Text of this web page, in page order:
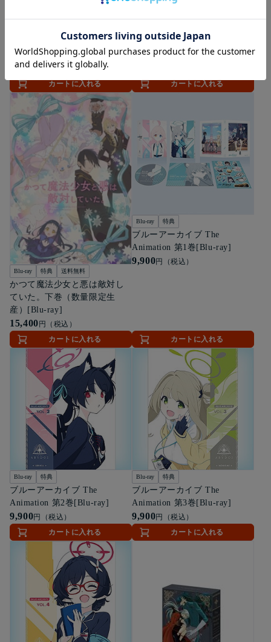
円（税込）
カートに入れる
ていた。上巻（数量限定生
産）[Blu-ray]
カートに入れる
Blu-ray 特典 送料無料
かつて魔法少女と悪は敵対し
ていた。下巻（数量限定生
産）[Blu-ray]
15,400 円（税込）
カートに入れる
Blu-ray 特典
ブルーアーカイブ The
Animation 第1巻[Blu-ray]
9,900円（税込）
カートに入れる
Blu-ray 特典
ブルーアーカイブ The
Animation 第2巻[Blu-ray]
9,900円（税込）
カートに入れる
Blu-ray 特典
ブルーアーカイブ The
Animation 第3巻[Blu-ray]
9,900円（税込）
カートに入れる